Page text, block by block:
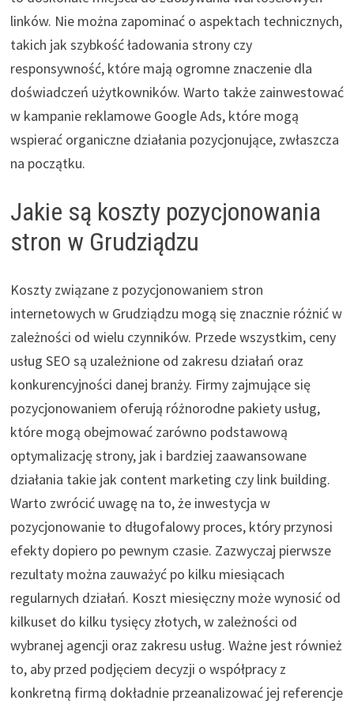
linków. Nie można zapominać o aspektach technicznych,
takich jak szybkość ładowania strony czy
responsywność, które mają ogromne znaczenie dla
doświadczeń użytkowników. Warto także zainwestować
w kampanie reklamowe Google Ads, które mogą
wspierać organiczne działania pozycjonujące, zwłaszcza
na początku.
Jakie są koszty pozycjonowania
stron w Grudziądzu
Koszty związane z pozycjonowaniem stron
internetowych w Grudziądzu mogą się znacznie różnić w
zależności od wielu czynników. Przede wszystkim, ceny
usług SEO są uzależnione od zakresu działań oraz
konkurencyjności danej branży. Firmy zajmujące się
pozycjonowaniem oferują różnorodne pakiety usług,
które mogą obejmować zarówno podstawową
optymalizację strony, jak i bardziej zaawansowane
działania takie jak content marketing czy link building.
Warto zwrócić uwagę na to, że inwestycja w
pozycjonowanie to długofalowy proces, który przynosi
efekty dopiero po pewnym czasie. Zazwyczaj pierwsze
rezultaty można zauważyć po kilku miesiącach
regularnych działań. Koszt miesięczny może wynosić od
kilkuset do kilku tysięcy złotych, w zależności od
wybranej agencji oraz zakresu usług. Ważne jest również
to, aby przed podjęciem decyzji o współpracy z
konkretną firmą dokładnie przeanalizować jej referencje